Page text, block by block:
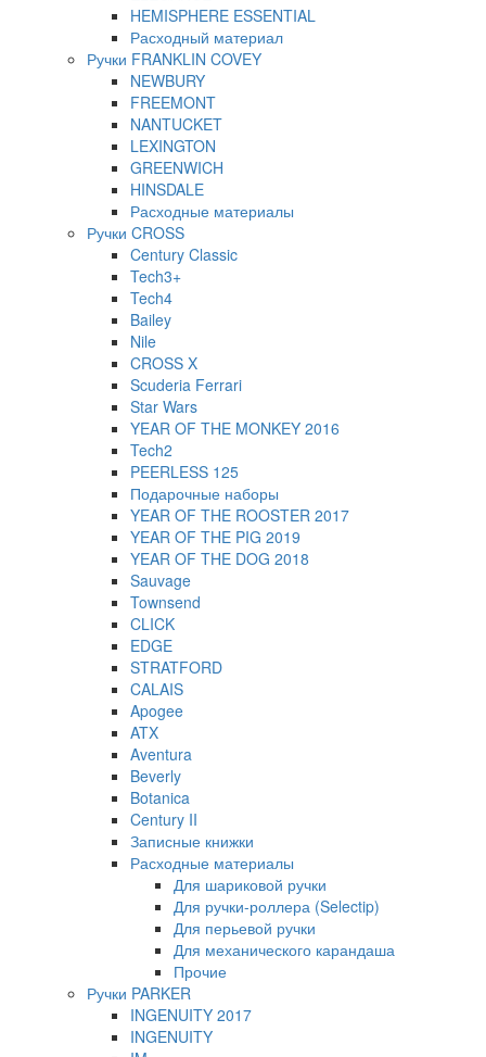
HEMISPHERE ESSENTIAL
Расходный материал
Ручки FRANKLIN COVEY
NEWBURY
FREEMONT
NANTUCKET
LEXINGTON
GREENWICH
HINSDALE
Расходные материалы
Ручки CROSS
Century Classic
Tech3+
Tech4
Bailey
Nile
CROSS X
Scuderia Ferrari
Star Wars
YEAR OF THE MONKEY 2016
Tech2
PEERLESS 125
Подарочные наборы
YEAR OF THE ROOSTER 2017
YEAR OF THE PIG 2019
YEAR OF THE DOG 2018
Sauvage
Townsend
CLICK
EDGE
STRATFORD
CALAIS
Apogee
ATX
Aventura
Beverly
Botanica
Century II
Записные книжки
Расходные материалы
Для шариковой ручки
Для ручки-роллера (Selectip)
Для перьевой ручки
Для механического карандаша
Прочие
Ручки PARKER
INGENUITY 2017
INGENUITY